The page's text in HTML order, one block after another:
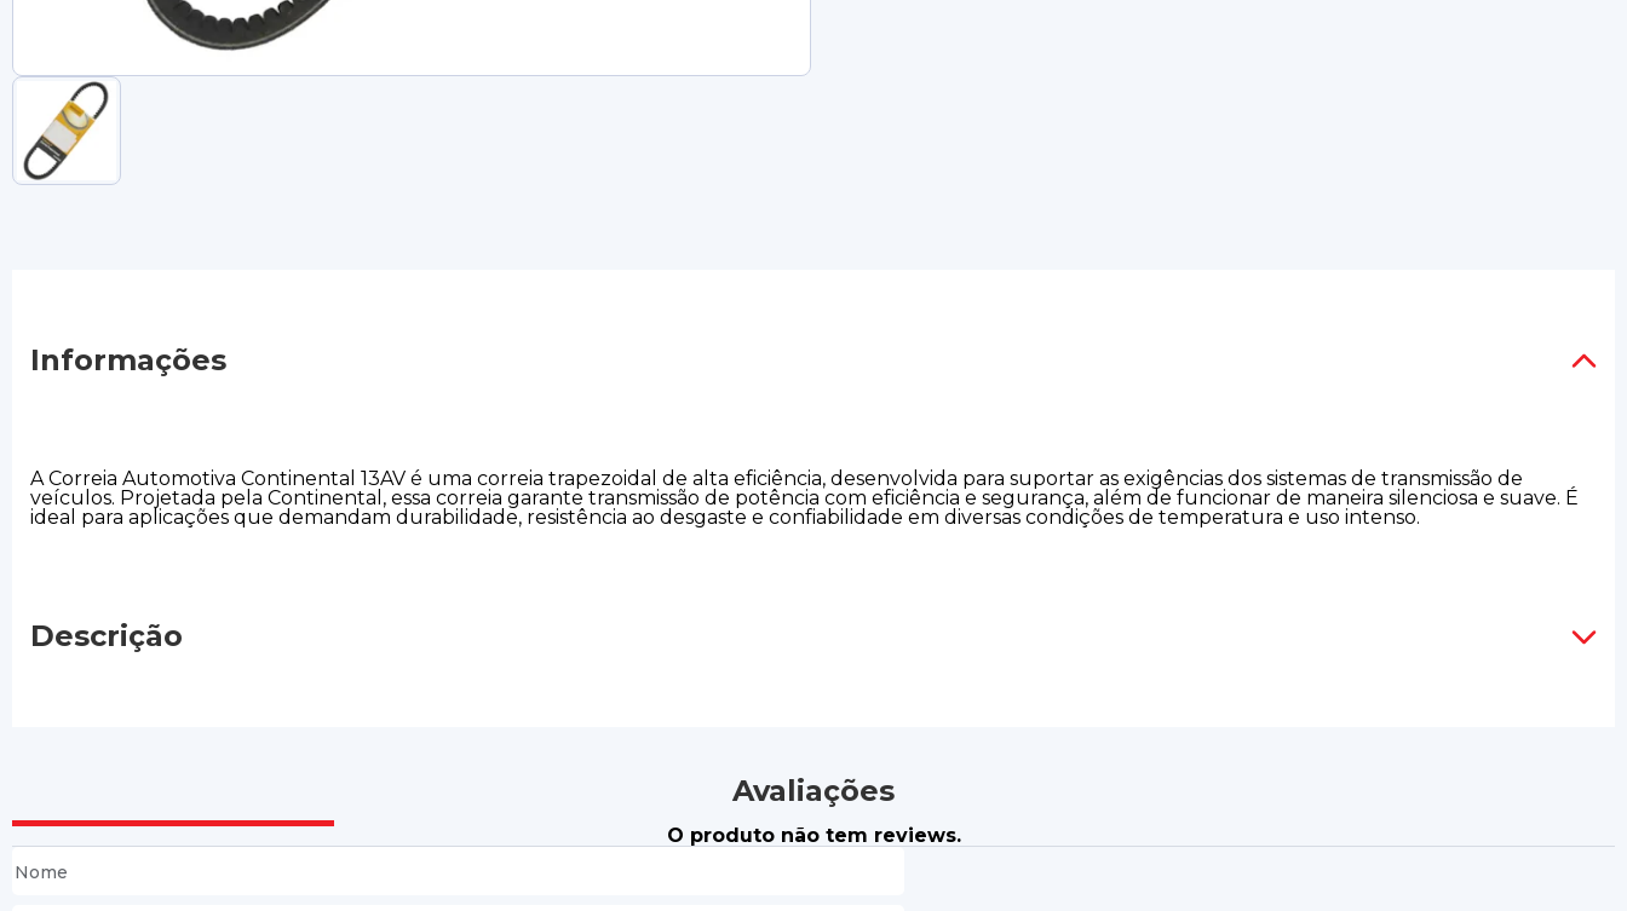
Informações
A Correia Automotiva Continental 13AV é uma correia trapezoidal de alta eficiência, desenvolvida para suportar as exigências dos sistemas de transmissão de
veículos. Projetada pela Continental, essa correia garante transmissão de potência com eficiência e segurança, além de funcionar de maneira silenciosa e suave. É
ideal para aplicações que demandam durabilidade, resistência ao desgaste e confiabilidade em diversas condições de temperatura e uso intenso.
Descrição
Avaliações
O produto não tem reviews.